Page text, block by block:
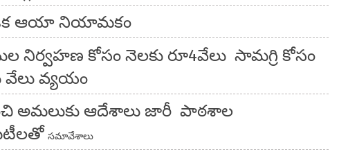
ఆయా నియామకం
నిర్వహణ కోసం నెలకు రూ4వేలు సామగ్రి కోసం
వేలు వ్యయం
అమలుకు ఆదేశాలు జారీ పాఠశాల
సమావేశాలు